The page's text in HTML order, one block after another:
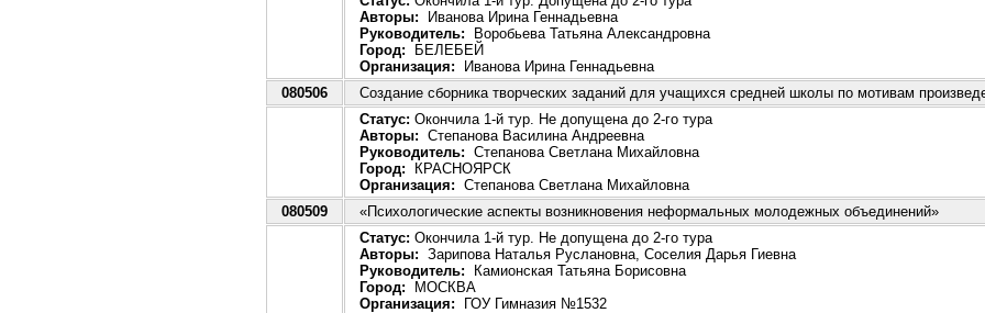
Авторы: Иванова Ирина Геннадьевна
Руководитель: Воробьева Татьяна Александровна
Город: БЕЛЕБЕЙ
Организация: Иванова Ирина Геннадьевна
080506
Создание сборника творческих заданий для учащихся средней школы по мотивам
Статус: Окончила 1-й тур. Не допущена до 2-го тура
Авторы: Степанова Василина Андреевна
Руководитель: Степанова Светлана Михайловна
Город: КРАСНОЯРСК
Организация: Степанова Светлана Михайловна
080509
«Психологические аспекты возникновения неформальных молодежных объединений»
Статус: Окончила 1-й тур. Не допущена до 2-го тура
Авторы: Зарипова Наталья Руслановна, Соселия Дарья Гиевна
Руководитель: Камионская Татьяна Борисовна
Город: МОСКВА
Организация: ГОУ Гимназия №1532